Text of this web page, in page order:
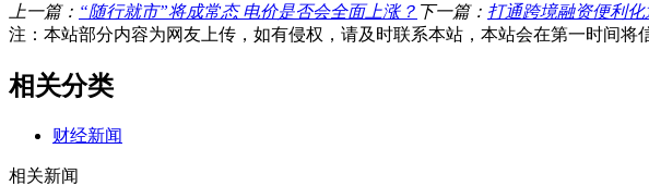
上一篇： “随行就市”将成常态 电价是否会全面上涨？ 下一篇： 打通跨境融资便利
注：本站部分内容为网友上传，如有侵权，请及时联系本站，本站会在第一时间将
相关分类
财经新闻
相关新闻